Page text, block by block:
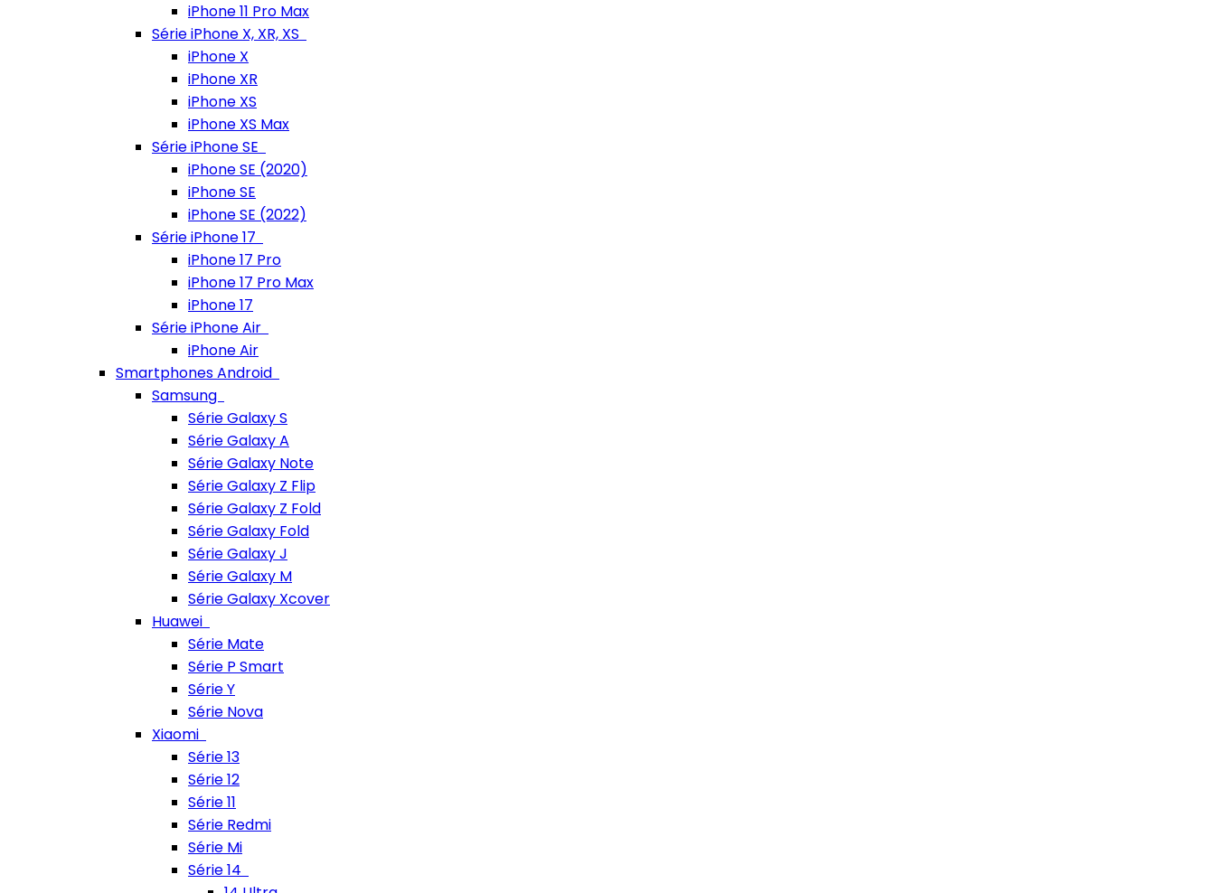
iPhone 11 Pro Max
Série iPhone X, XR, XS
iPhone X
iPhone XR
iPhone XS
iPhone XS Max
Série iPhone SE
iPhone SE (2020)
iPhone SE
iPhone SE (2022)
Série iPhone 17
iPhone 17 Pro
iPhone 17 Pro Max
iPhone 17
Série iPhone Air
iPhone Air
Smartphones Android
Samsung
Série Galaxy S
Série Galaxy A
Série Galaxy Note
Série Galaxy Z Flip
Série Galaxy Z Fold
Série Galaxy Fold
Série Galaxy J
Série Galaxy M
Série Galaxy Xcover
Huawei
Série Mate
Série P Smart
Série Y
Série Nova
Xiaomi
Série 13
Série 12
Série 11
Série Redmi
Série Mi
Série 14